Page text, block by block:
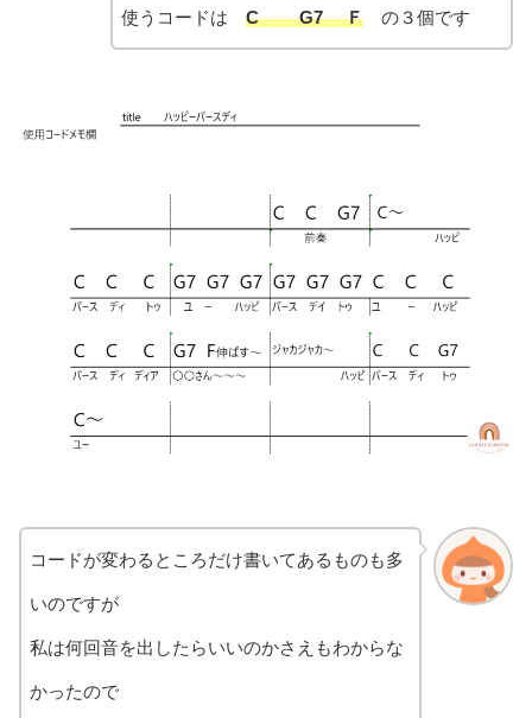
使うコードは C G7 Ｆの３個です
コードが変わるところだけ書いてあるものも多
いのですが
私は何回音を出したらいいのかさえもわからな
かったので